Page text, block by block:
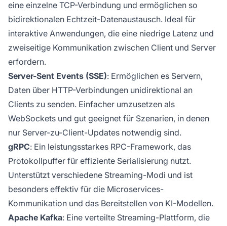
eine einzelne TCP-Verbindung und ermöglichen so
bidirektionalen Echtzeit-Datenaustausch. Ideal für
interaktive Anwendungen, die eine niedrige Latenz und
zweiseitige Kommunikation zwischen Client und Server
erfordern.
Server-Sent Events (SSE): Ermöglichen es Servern,
Daten über HTTP-Verbindungen unidirektional an
Clients zu senden. Einfacher umzusetzen als
WebSockets und gut geeignet für Szenarien, in denen
nur Server-zu-Client-Updates notwendig sind.
gRPC: Ein leistungsstarkes RPC-Framework, das
Protokollpuffer für effiziente Serialisierung nutzt.
Unterstützt verschiedene Streaming-Modi und ist
besonders effektiv für die Microservices-
Kommunikation und das Bereitstellen von KI-Modellen.
Apache Kafka: Eine verteilte Streaming-Plattform, die